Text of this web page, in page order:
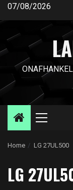
Ga
inhoud
07/08/2026
Primair
Home LG 27UL500
LG